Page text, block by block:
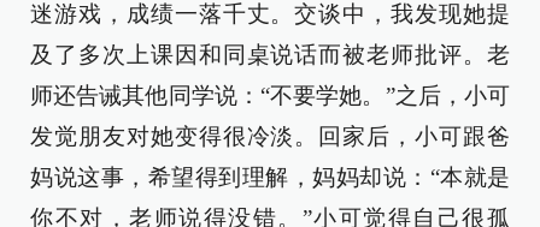
迷游戏，成绩一落千丈。交谈中，我发现她提
及了多次上课因和同桌说话而被老师批评。老
师还告诫其他同学说：“不要学她。”之后，小可
发觉朋友对她变得很冷淡。回家后，小可跟爸
妈说这事，希望得到理解，妈妈却说：“本就是
你不对，老师说得没错。”小可觉得自己很孤